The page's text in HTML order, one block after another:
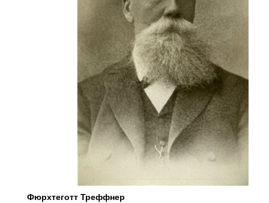
Фюрхтеготт Треффнер